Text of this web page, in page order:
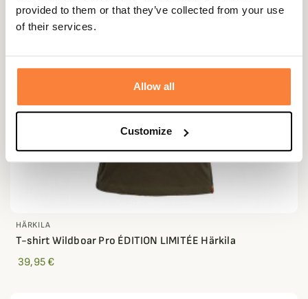
provided to them or that they’ve collected from your use
of their services.
Allow all
Customize
HÄRKILA
T-shirt Wildboar Pro ÉDITION LIMITÉE Härkila
39,95 €